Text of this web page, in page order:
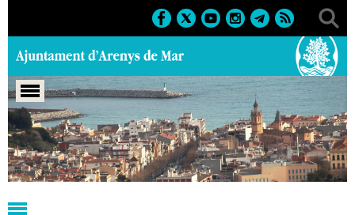
Portada > Agenda > 21-04-2018